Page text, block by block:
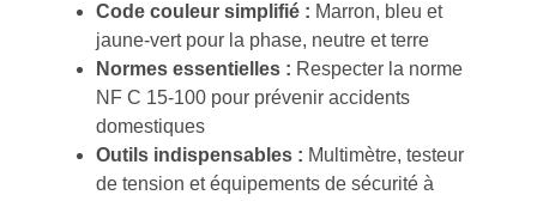
Code couleur simplifié : Marron, bleu et
jaune-vert pour la phase, neutre et terre
Normes essentielles : Respecter la norme
NF C 15-100 pour prévenir accidents
domestiques
Outils indispensables : Multimètre, testeur
de tension et équipements de sécurité à